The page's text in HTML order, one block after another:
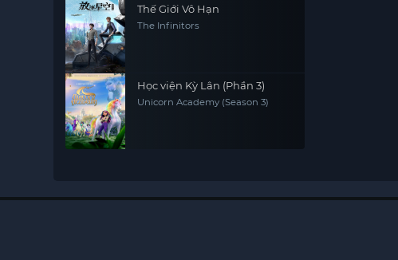
Thế Giới Vô Hạn
The Infinitors
Học viện Kỳ Lân (Phần 3)
Unicorn Academy (Season 3)